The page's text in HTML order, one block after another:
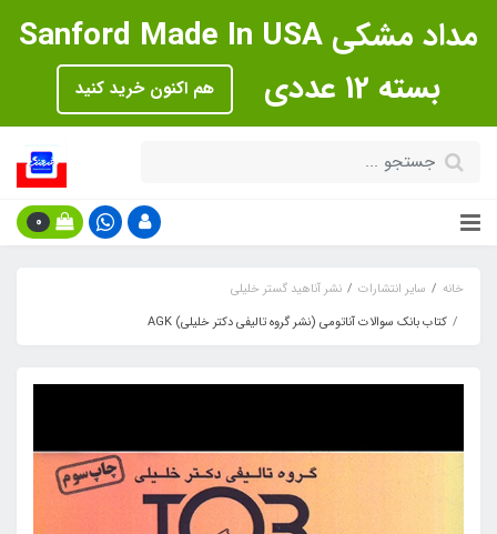
مداد مشکی Sanford Made In USA
بسته 12 عددی
هم اکنون خرید کنید
0
خانه سایر انتشارات
نشر آناهید گستر خلیلی
کتاب بانک سوالات آناتومی (نشر گروه تالیفی دکتر خلیلی) AGK